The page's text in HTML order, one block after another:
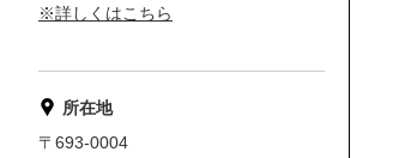
※詳しくはこちら
所在地
〒693-0004